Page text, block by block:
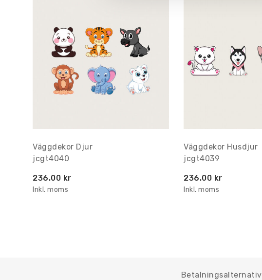
Väggdekor Djur
jcgt4040
236.00 kr
Inkl. moms
Väggdekor Husdjur
jcgt4039
236.00 kr
Inkl. moms
Betalningsalternativ